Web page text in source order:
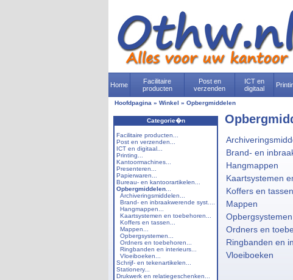
Home
Facilitaire
producten
Post en
verzenden
ICT en
digitaal
Hoofdpagina » Winkel » Opbergmiddelen
Categorie�n
Facilitaire producten...
Post en verzenden...
ICT en digitaal...
Printing...
Kantoormachines...
Presenteren...
Papierwaren...
Bureau- en kantoorartikelen...
Opbergmiddelen
Archiveringsmiddelen...
Brand- en inbraakwerende syst....
Hangmappen...
Kaartsystemen en toebehoren...
Koffers en tassen...
Mappen...
Opbergsystemen...
Ordners en toebehoren...
Ringbanden en interieurs...
Vloeiboeken...
Schrijf- en tekenartikelen...
Stationery...
Drukwerk en relatiegeschenken...
Brand- en
Hangmappen
Kaartsystemen
Koffers en tassen
Mappen
Opbergsystemen
Ordners en
Ringbanden en
Vloeiboeken